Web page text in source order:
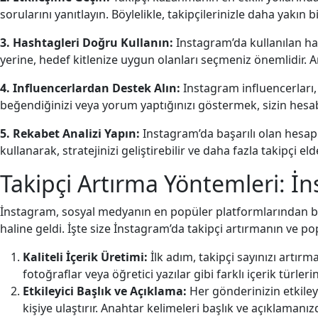
sorularını yanıtlayın. Böylelikle, takipçilerinizle daha
3. Hashtagleri Doğru Kullanın: Instagram’da kullanılan
yerine, hedef kitlenize uygun olanları seçmeniz önemlidir.
4. Influencerlardan Destek Alın: Instagram
beğendiğinizi veya yorum yaptığınızı göstermek, sizin
5. Rekabet Analizi Yapın: Instagram’da başarılı olan
kullanarak, stratejinizi geliştirebilir ve daha fazla takipçi
Takipçi Artırma Yöntemleri:
İnstagram, sosyal medyanın en popüler
haline geldi. İşte size İnstagram’da takipçi artırmanın ve
Kaliteli İçerik Üretimi: İlk adım, takipçi sayınızı
fotoğraflar veya öğretici yazılar gibi farklı içerik
Etkileyici Başlık ve Açıklama: Her gönderinizin
kişiye ulaştırır. Anahtar kelimeleri başlık ve